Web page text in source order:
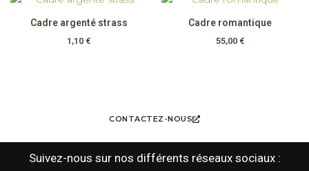
Cadre argenté strass
1,10 €
Cadre romantique
55,00 €
CONTACTEZ-NOUS
Suivez-nous sur nos différents réseaux sociaux :